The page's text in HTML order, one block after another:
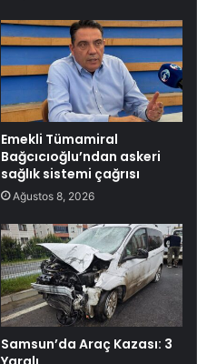
Emekli Tümamiral
Bağcıcıoğlu’ndan askeri
sağlık sistemi çağrısı
Ağustos 8, 2026
Samsun’da Araç Kazası: 3